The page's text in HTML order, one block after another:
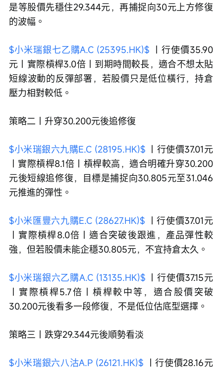
是等股價先穩住29.344元，再捕捉向30元上方修復
的波幅。
$小米瑞銀七乙購A.C (25395.HK)$ ｜行使價35.90
元｜實際槓桿3.0倍｜到期時間較長，適合不想太貼
短線波動的反彈部署，若股價只是低位橫行，持倉
壓力相對較低。
策略二｜升穿30.200元後追修復
$小米瑞銀六九購E.C (28195.HK)$ ｜行使價37.01元
｜實際槓桿8.1倍｜槓桿較高，適合明確升穿30.200
元後短線追修復，目標是捕捉向30.805元至31.046
元推進的彈性。
$小米匯豐六九購E.C (28627.HK)$ ｜行使價37.01元
｜實際槓桿8.0倍｜適合突破後跟進，產品彈性較
強，但若股價未能企穩30.805元，不宜持倉太久。
$小米瑞銀六乙購A.C (13135.HK)$ ｜行使價37.15元
｜實際槓桿5.7倍｜槓桿較中等，適合股價突破
30.200元後看多一段修復，不是低位估底型選擇。
策略三｜跌穿29.344元後順勢看淡
$小米瑞銀六八沽A.P (26121.HK)$ ｜行使價28.16元